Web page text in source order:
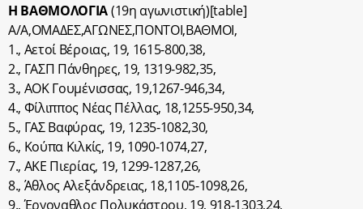
Η ΒΑΘΜΟΛΟΓΙΑ(19η αγωνιστική)[table]
Α/Α,ΟΜΑΔΕΣ,ΑΓΩΝΕΣ,ΠΟΝΤΟΙ,BΑΘΜΟΙ,
1., Αετοί Βέροιας, 19, 1615-800,38,
2., ΓΑΣΠ Πάνθηρες, 19, 1319-982,35,
3., ΑΟΚ Γουμένισσας, 19,1267-946,34,
4., Φίλιππος Νέας Πέλλας, 18,1255-950,34,
5., ΓΑΣ Βαφύρας, 19, 1235-1082,30,
6., Κούπα Κιλκίς, 19, 1090-1074,27,
7., ΑΚΕ Πιερίας, 19, 1299-1287,26,
8., Άθλος Αλεξάνδρειας, 18,1105-1098,26,
9., Έργοναθλος Πολυκάστρου, 19, 918-1303,24,